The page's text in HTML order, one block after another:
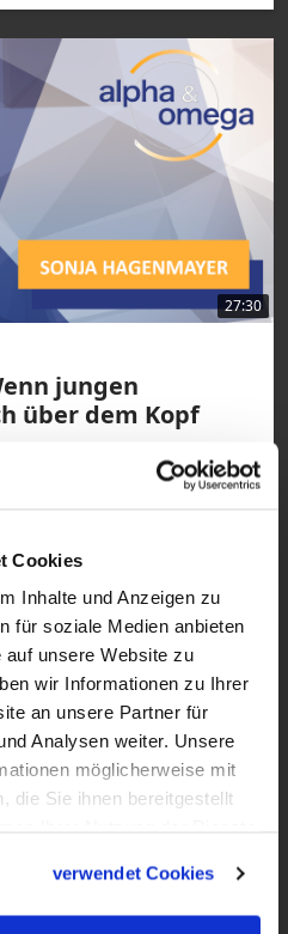
Cookies
Inhalte und Anzeigen zu
für soziale Medien anbieten
unsere Website zu
wir Informationen zu Ihrer
an unsere Partner für
Analysen weiter. Unsere
möglicherweise mit
die Sie ihnen bereitgestellt
verwendet Cookies
27:30
jungen
über dem Kopf
das Dach über
27:30